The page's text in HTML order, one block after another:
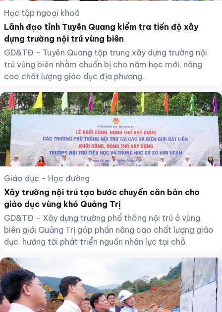
Học tập ngoại khoá
Lãnh đạo tỉnh Tuyên Quang kiểm tra tiến độ xây
dựng trường nội trú vùng biên
GD&TĐ - Tuyên Quang tập trung xây dựng trường nội
trú vùng biên nhằm chuẩn bị cho năm học mới, nâng
cao chất lượng giáo dục địa phương.
Giáo dục - Học đường
Xây trường nội trú tạo bước chuyển căn bản cho
giáo dục vùng khó Quảng Trị
GD&TĐ - Xây dựng trường phổ thông nội trú ở vùng
biên giới Quảng Trị góp phần nâng cao chất lượng giáo
dục, hướng tới phát triển nguồn nhân lực tại chỗ.